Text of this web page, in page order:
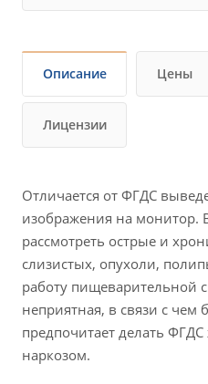
Описание Цены
Лицензии
Отличается от ФГДС
изображения на монитор.
рассмотреть острые и
слизистых, опухоли,
работу пищеварительной
неприятная, в связи с
предпочитает делать
наркозом.